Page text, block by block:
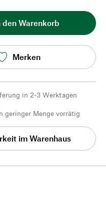
den Warenkorb
Merken
in 2-3 Werktagen
geringer Menge vorrätig
im Warenhaus